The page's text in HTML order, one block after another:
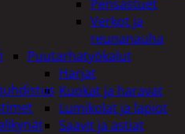
Pensastuet
Verkot ja
reunanauha
Puutarhatyökalut
Harjat
Kuokat ja haravat
Lumikolat ja lapiot
Saavit ja astiat